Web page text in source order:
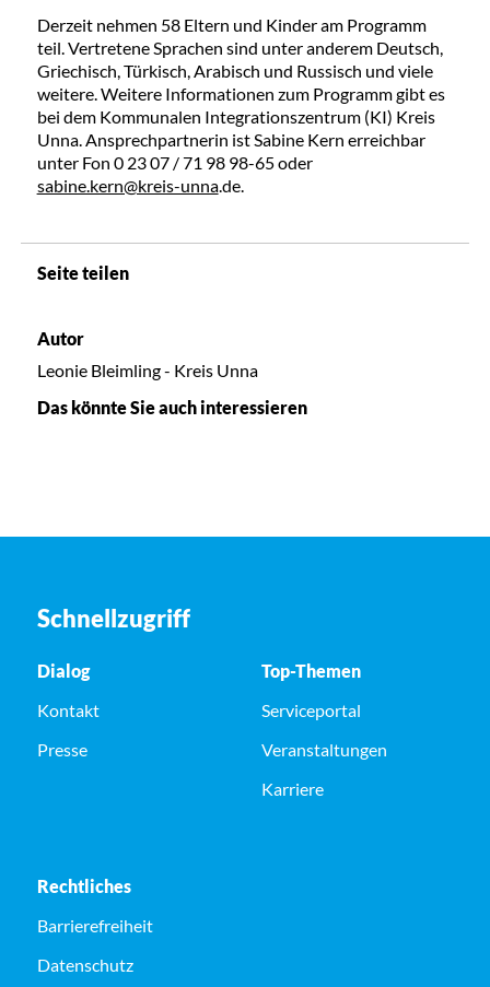
Derzeit nehmen 58 Eltern und Kinder am Programm
teil. Vertretene Sprachen sind unter anderem Deutsch,
Griechisch, Türkisch, Arabisch und Russisch und viele
weitere. Weitere Informationen zum Programm gibt es
bei dem Kommunalen Integrationszentrum (KI) Kreis
Unna. Ansprechpartnerin ist Sabine Kern erreichbar
unter Fon 0 23 07 / 71 98 98-65 oder
sabine.kern@kreis-unna.de.
Seite teilen
Autor
Leonie Bleimling - Kreis Unna
Das könnte Sie auch interessieren
Schnellzugriff
Dialog
Kontakt
Presse
Top-Themen
Serviceportal
Veranstaltungen
Karriere
Rechtliches
Barrierefreiheit
Datenschutz